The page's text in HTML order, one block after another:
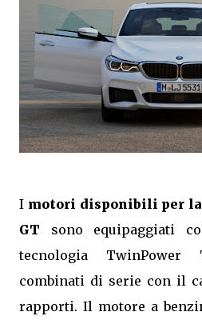
I motori disponibili per la
GT sono equipaggiati
tecnologia TwinPower
combinati di serie con il
rapporti. Il motore a